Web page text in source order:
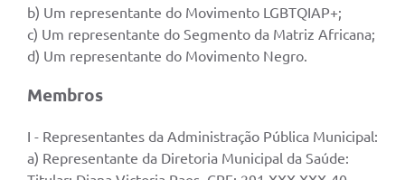
b) Um representante do Movimento LGBTQIAP+;
c) Um representante do Segmento da Matriz Africana;
d) Um representante do Movimento Negro.
Membros
I - Representantes da Administração Pública Municipal:
a) Representante da Diretoria Municipal da Saúde: